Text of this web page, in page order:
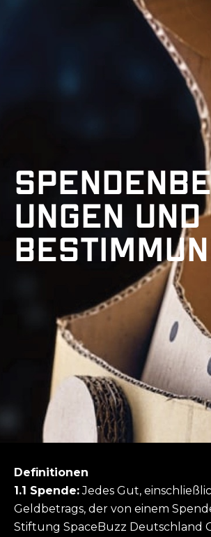
ungen und
Definitionen
1.1 Spende:Jedes Gut,
Geldbetrags, der von einem
Stiftung SpaceBuzz Deutschland